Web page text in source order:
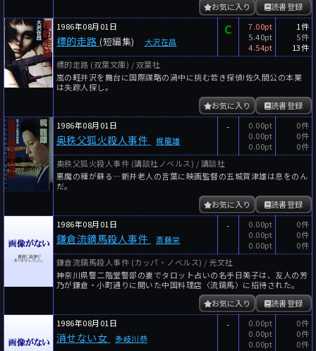
読書登録
お気に入り
1986年08月01日
標的走路 (短編集) 大沢在昌
C
7.00pt
5.40pt
4.54pt
1件
5件
13件
標的走路 (双葉文庫) / 双葉社
嵐の軽井沢を舞台に国際謀略の渦中に挑む若き探偵!佐久間公の本業
は失踪人探し。
読書登録
お気に入り
1986年08月01日
奥秩父狐火殺人事件 梶龍雄
-
0.00pt
0.00pt
0.00pt
0件
0件
0件
奥秩父狐火殺人事件 (講談社ノベルス) / 講談社
悪魔の種が蘇る―新井老人の言葉に映画監督の五城賀津雄は息をのん
だ。
読書登録
お気に入り
1986年08月01日
鎌倉流鏑馬殺人事件 斎藤栄
-
0.00pt
0.00pt
0.00pt
0件
0件
0件
鎌倉流鏑馬殺人事件 (カッパ・ノベルス) / 光文社
神奈川県警二階堂警部の妻でタロット占いの名手日美子は、友人の芳
乃が鎌倉・小町通りに開いた中国料理店〈流鏑馬〉に招待された。
読書登録
お気に入り
1986年08月01日
消せない女 多岐川恭
-
0.00pt
0.00pt
0.00pt
0件
0件
0件